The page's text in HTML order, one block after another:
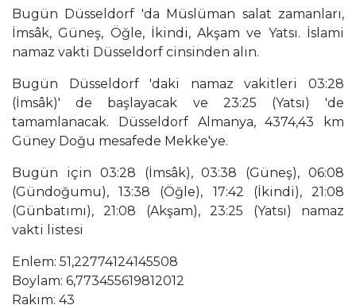
Bugün Düsseldorf 'da Müslüman salat zamanları,
İmsâk, Güneş, Öğle, İkindi, Akşam ve Yatsı. İslami
namaz vakti Düsseldorf cinsinden alın.
Bugün Düsseldorf 'daki namaz vakitleri 03:28
(İmsâk)' de başlayacak ve 23:25 (Yatsı) 'de
tamamlanacak. Düsseldorf Almanya, 4374,43 km
Güney Doğu mesafede Mekke'ye.
Bugün için 03:28 (İmsâk), 03:38 (Güneş), 06:08
(Gündoğumu), 13:38 (Öğle), 17:42 (İkindi), 21:08
(Günbatımı), 21:08 (Akşam), 23:25 (Yatsı) namaz
vakti listesi
Enlem: 51,22774124145508
Boylam: 6,773455619812012
Rakım: 43